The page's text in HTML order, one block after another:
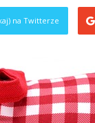
na Twitterze